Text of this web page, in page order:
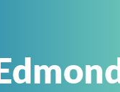
Edmond